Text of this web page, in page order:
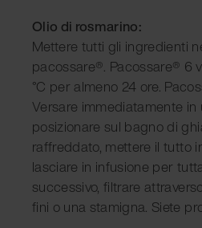
Olio di rosmarino:
Mettere tutti gli ingredienti
pacossare®. Pacossare® 6
°C per almeno 24 ore.
Versare immediatamente in
posizionare sul bagno di
raffreddato, mettere il tutto
lasciare in infusione per
successivo, filtrare
fini o una stamigna. Siete